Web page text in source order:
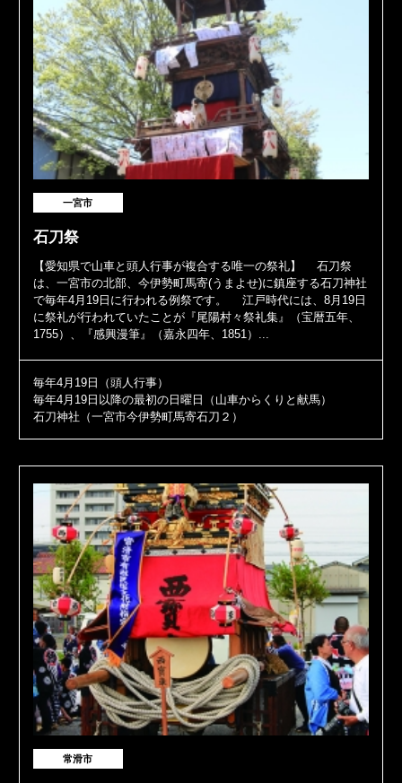
一宮市
石刀祭
【愛知県で山車と頭人行事が複合する唯一の祭礼】 石刀祭
は、一宮市の北部、今伊勢町馬寄(うまよせ)に鎮座する石刀神社
で毎年4月19日に行われる例祭です。 江戸時代には、8月19日
に祭礼が行われていたことが『尾陽村々祭礼集』（宝暦五年、
1755）、『感興漫筆』（嘉永四年、1851）...
毎年4月19日（頭人行事）
毎年4月19日以降の最初の日曜日（山車からくりと献馬）
石刀神社（一宮市今伊勢町馬寄石刀２）
常滑市